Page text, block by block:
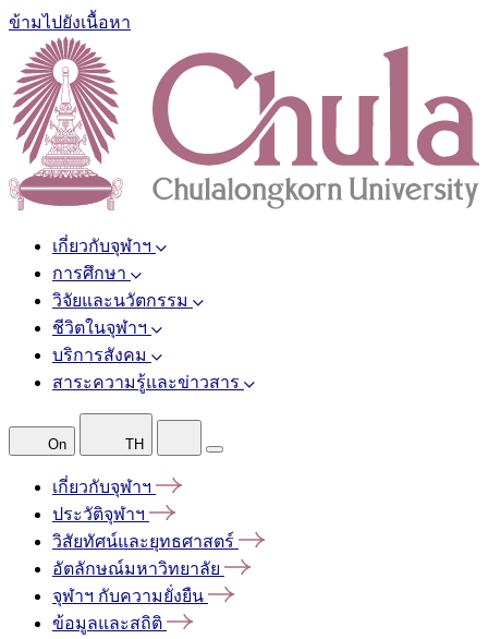
ข้ามไปยังเนื้อหา
เกี่ยวกับจุฬาฯ
การศึกษา
วิจัยและนวัตกรรม
ชีวิตในจุฬาฯ
บริการสังคม
สาระความรู้และข่าวสาร
On TH
เกี่ยวกับจุฬาฯ
ประวัติจุฬาฯ
วิสัยทัศน์และยุทธศาสตร์
อัตลักษณ์มหาวิทยาลัย
จุฬาฯ กับความยั่งยืน
ข้อมูลและสถิติ